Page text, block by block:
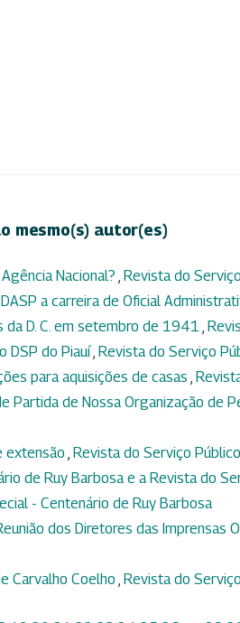
mesmo(s) autor(es)
Nacional? , Revista do
a carreira de Oficial
da D. C. em setembro de 1941 ,
DSP do Piauí, Revista do Serviço
para aquisições de casas ,
Partida de Nossa Organização de
extensão , Revista do Serviço
de Ruy Barbosa e a Revista do
- Centenário de Ruy Barbosa
dos Diretores das Imprensas
Carvalho Coelho , Revista do